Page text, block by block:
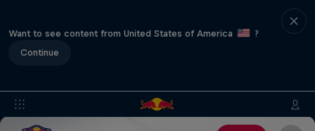
Want to see content from United States of America
?
Continue